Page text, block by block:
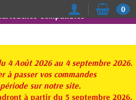
Compatibles
4 Août 2026 au 4 septembre 2026.
passer vos commandes
sur notre site.
à partir du 5 septembre 2026.
0